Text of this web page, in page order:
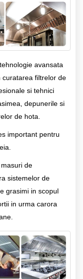
avansata
curatarea filtrelor de
si tehnici
depunerile si
de hota.
important pentru
de
sistemelor de
grasimi in scopul
in urma carora